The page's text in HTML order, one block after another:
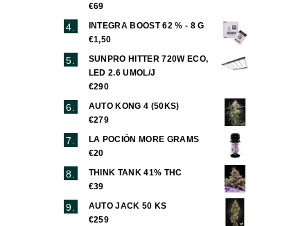
€69
INTEGRA BOOST 62 % - 8 G
€1,50
SUNPRO HITTER 720W ECO,
LED 2.6 UMOL/J
€290
AUTO KONG 4 (50KS)
€279
LA POCIÓN MORE GRAMS
€20
THINK TANK 41% THC
€39
AUTO JACK 50 KS
€259